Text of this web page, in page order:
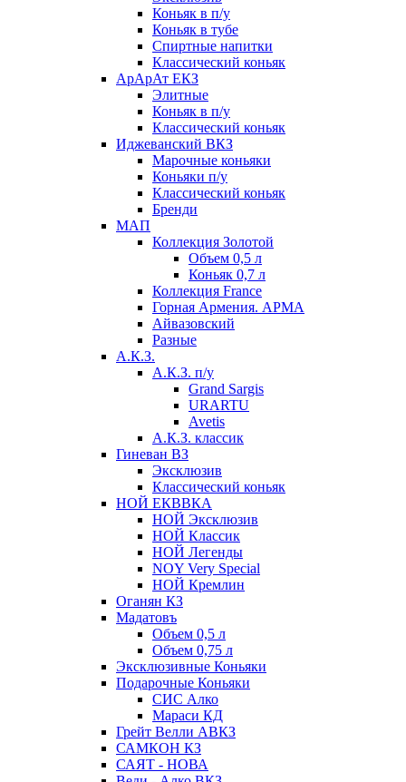
Коньяк в п/у
Коньяк в тубе
Спиртные напитки
Классический коньяк
АрАрАт ЕКЗ
Элитные
Коньяк в п/у
Классический коньяк
Иджеванский ВКЗ
Марочные коньяки
Коньяки п/у
Классический коньяк
Бренди
МАП
Коллекция Золотой
Объем 0,5 л
Коньяк 0,7 л
Коллекция France
Горная Армения. АРМА
Айвазовский
Разные
А.К.З.
А.К.З. п/у
Grand Sargis
URARTU
Avetis
А.К.З. классик
Гиневан ВЗ
Эксклюзив
Классический коньяк
НОЙ ЕКВВКА
НОЙ Эксклюзив
НОЙ Классик
НОЙ Легенды
NOY Very Speсial
НОЙ Кремлин
Оганян КЗ
Мадатовъ
Объем 0,5 л
Объем 0,75 л
Эксклюзивные Коньяки
Подарочные Коньяки
СИС Алко
Мараси КД
Грейт Велли АВКЗ
САМКОН КЗ
САЯТ - НОВА